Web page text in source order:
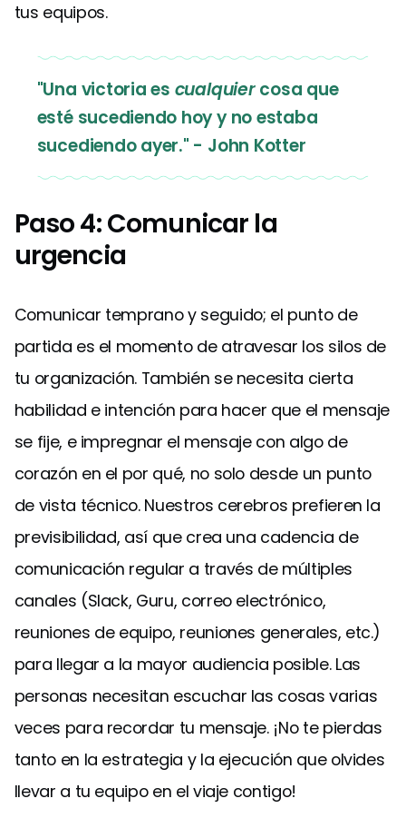
tus equipos.
"Una victoria es cualquiercosa que
esté sucediendo hoy y no estaba
sucediendo ayer." - John Kotter
Paso 4: Comunicar la
urgencia
Comunicar temprano y seguido; el punto de
partida es el momento de atravesar los silos de
tu organización. También se necesita cierta
habilidad e intención para hacer que el mensaje
se fije, e impregnar el mensaje con algo de
corazón en el por qué, no solo desde un punto
de vista técnico. Nuestros cerebros prefieren la
previsibilidad, así que crea una cadencia de
comunicación regular a través de múltiples
canales (Slack, Guru, correo electrónico,
reuniones de equipo, reuniones generales, etc.)
para llegar a la mayor audiencia posible. Las
personas necesitan escuchar las cosas varias
veces para recordar tu mensaje. ¡No te pierdas
tanto en la estrategia y la ejecución que olvides
llevar a tu equipo en el viaje contigo!